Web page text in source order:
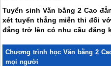
Tuyển sinh Văn bằng 2 Cao
xét tuyển thẳng miễn thi đối
đẳng trở lên có nhu cầu đăng
Chương trình học Văn bằng 2
mọi người